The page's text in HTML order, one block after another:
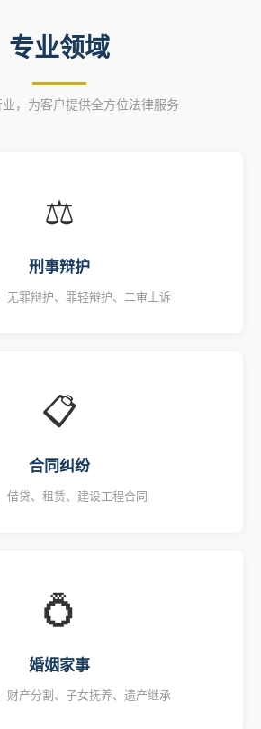
专业领域
，为客户提供全方位法律服务
⚖
刑事辩护
无罪辩护、罪轻辩护、二审上诉
📋
合同纠纷
借贷、租赁、建设工程合同
💍
婚姻家事
财产分割、子女抚养、遗产继承